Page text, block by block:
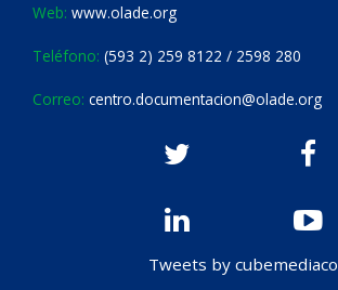
Web: www.olade.org
Teléfono: (593 2) 259 8122 / 2598 280
Correo: centro.documentacion@olade.org
Tweets by cubemediaco